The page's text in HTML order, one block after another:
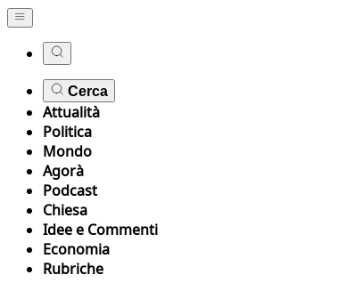
Cerca
Attualità
Politica
Mondo
Agorà
Podcast
Chiesa
Idee e Commenti
Economia
Rubriche